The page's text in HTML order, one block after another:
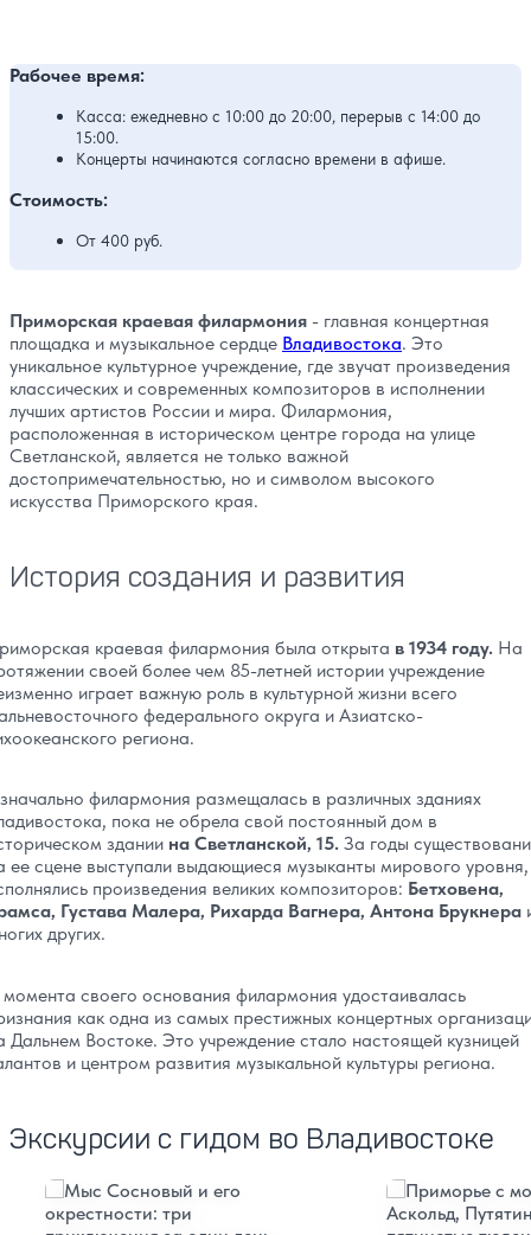
Рабочее время:
Касса: ежедневно с 10:00 до 20:00, перерыв с 14:00 до
15:00.
Концерты начинаются согласно времени в афише.
Стоимость:
От 400 руб.
Приморская краевая филармония - главная концертная
площадка и музыкальное сердце Владивостока. Это
уникальное культурное учреждение, где звучат произведения
классических и современных композиторов в исполнении
лучших артистов России и мира. Филармония,
расположенная в историческом центре города на улице
Светланской, является не только важной
достопримечательностью, но и символом высокого
искусства Приморского края.
История создания и развития
краевая филармония была открыта в 1934 году. На
своей более чем 85-летней истории учреждение
играет важную роль в культурной жизни всего
федерального округа и Азиатско-
региона.
филармония размещалась в различных зданиях
пока не обрела свой постоянный дом в
здании на Светланской, 15. За годы
ее сцене выступали выдающиеся музыканты мирового уровня,
произведения великих композиторов: Бетховена,
Густава Малера, Рихарда Вагнера, Антона Брукнера
других.
своего основания филармония удостаивалась
как одна из самых престижных концертных
Дальнем Востоке. Это учреждение стало настоящей кузницей
и центром развития музыкальной культуры региона.
Экскурсии с гидом во Владивостоке
Подробнее Подробнее